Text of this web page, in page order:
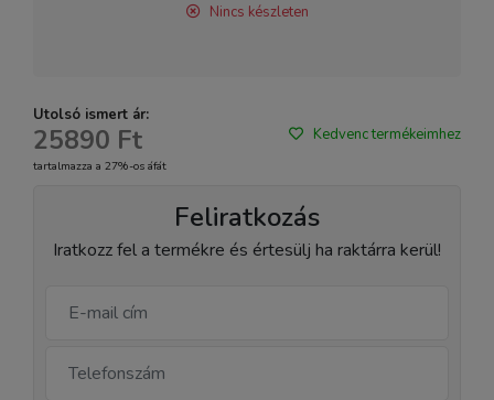
Nincs készleten
Utolsó ismert ár:
25890 Ft
tartalmazza a 27%-os áfát
Kedvenc termékeimhez
Feliratkozás
Iratkozz fel a termékre és értesülj ha raktárra kerül!